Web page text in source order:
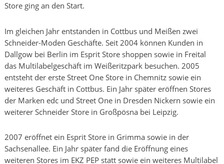
Store ging an den Start.
Im gleichen Jahr entstanden in Cottbus und Meißen zwei
Schneider-Moden Geschäfte. Seit 2004 können Kunden in
Dallgow bei Berlin im Esprit Store shoppen sowie in Freital
das Multilabelgeschäft im Weißeritzpark besuchen. 2005
entsteht der erste Street One Store in Chemnitz sowie ein
weiteres Geschäft in Cottbus. Ein Jahr später eröffnen Stores
der Marken edc und Street One in Dresden Nickern sowie ein
weiterer Schneider Store in Großpösna bei Leipzig.
2007 eröffnet ein Esprit Store in Grimma sowie in der
Sachsenallee. Ein Jahr später fand die Eröffnung eines
weiteren Stores im EKZ PEP statt sowie ein weiteres Multilabel